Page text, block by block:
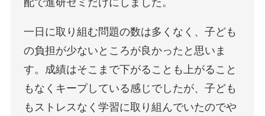
配で進研ゼミだけにしました。
一日に取り組む問題の数は多くなく、子ども
の負担が少ないところが良かったと思いま
す。成績はそこまで下がることも上がること
もなくキープしている感じでしたが、子ども
もストレスなく学習に取り組んでいたのでや